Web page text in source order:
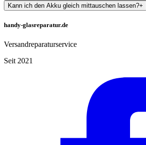
Kann ich den Akku gleich mittauschen lassen?+
handy-glasreparatur.de
Versandreparaturservice
Seit 2021